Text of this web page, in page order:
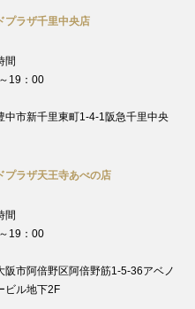
プラザ千里中央店
間
00～19：00
中市新千里東町1-4-1阪急千里中央
プラザ天王寺あべの店
間
00～19：00
阪市阿倍野区阿倍野筋1-5-36アベノ
ビル地下2F